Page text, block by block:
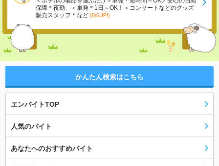
保障＊夜勤、＜単発＊1日～OK！＞コンサートなどのグッズ
販売スタッフ＊など (8/6UP!)
かんたん検索はこちら
エンバイトTOP
人気のバイト
あなたへのおすすめバイト